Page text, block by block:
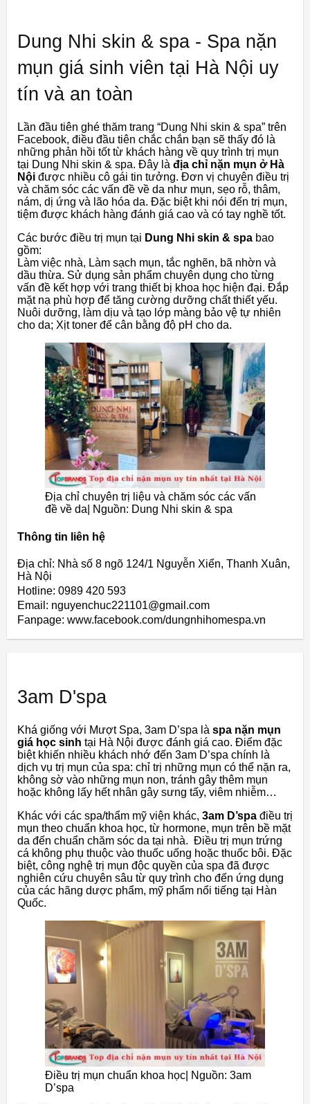
Dung Nhi skin & spa - Spa nặn
mụn giá sinh viên tại Hà Nội uy
tín và an toàn
Lần đầu tiên ghé thăm trang “Dung Nhi skin & spa” trên
Facebook, điều đầu tiên chắc chắn bạn sẽ thấy đó là
những phản hồi tốt từ khách hàng về quy trình trị mụn
tại Dung Nhi skin & spa. Đây là địa chỉ nặn mụn ở Hà
Nội được nhiều cô gái tin tưởng. Đơn vị chuyên điều trị
và chăm sóc các vấn đề về da như mụn, sẹo rỗ, thâm,
nám, dị ứng và lão hóa da. Đặc biệt khi nói đến trị mụn,
tiệm được khách hàng đánh giá cao và có tay nghề tốt.
Các bước điều trị mụn tại Dung Nhi skin & spa bao
gồm:
Làm việc nhà, Làm sạch mụn, tắc nghẽn, bã nhờn và
dầu thừa. Sử dụng sản phẩm chuyên dụng cho từng
vấn đề kết hợp với trang thiết bị khoa học hiện đại. Đắp
mặt nạ phù hợp để tăng cường dưỡng chất thiết yếu.
Nuôi dưỡng, làm dịu và tạo lớp màng bảo vệ tự nhiên
cho da; Xịt toner để cân bằng độ pH cho da.
Địa chỉ chuyên trị liệu và chăm sóc các vấn
đề về da| Nguồn: Dung Nhi skin & spa
Thông tin liên hệ
Địa chỉ: Nhà số 8 ngõ 124/1 Nguyễn Xiển, Thanh Xuân,
Hà Nội
Hotline: 0989 420 593
Email: nguyenchuc221101@gmail.com
Fanpage: www.facebook.com/dungnhihomespa.vn
3am D'spa
Khá giống với Mượt Spa, 3am D’spa là spa nặn mụn
giá học sinh tại Hà Nội được đánh giá cao. Điểm đặc
biệt khiến nhiều khách nhớ đến 3am D’spa chính là
dịch vụ trị mụn của spa: chỉ trị những mụn có thể nặn ra,
không sờ vào những mụn non, tránh gây thêm mụn
hoặc không lấy hết nhân gây sưng tấy, viêm nhiễm…
Khác với các spa/thẩm mỹ viện khác, 3am D’spa điều trị
mụn theo chuẩn khoa học, từ hormone, mụn trên bề mặt
da đến chuẩn chăm sóc da tại nhà. Điều trị mụn trứng
cá không phụ thuộc vào thuốc uống hoặc thuốc bôi. Đặc
biệt, công nghệ trị mụn độc quyền của spa đã được
nghiên cứu chuyên sâu từ quy trình cho đến ứng dụng
của các hãng dược phẩm, mỹ phẩm nổi tiếng tại Hàn
Quốc.
Điều trị mụn chuẩn khoa học| Nguồn: 3am
D’spa